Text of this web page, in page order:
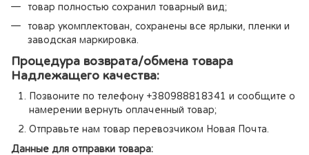
товар полностью сохранил товарный вид;
товар укомплектован, сохранены все ярлыки, пленки и
заводская маркировка.
Процедура возврата/обмена товара
Надлежащего качества:
Позвоните по телефону +380988818341 и сообщите о
намерении вернуть оплаченный товар;
Отправьте нам товар перевозчиком Новая Почта.
Данные для отправки товара: